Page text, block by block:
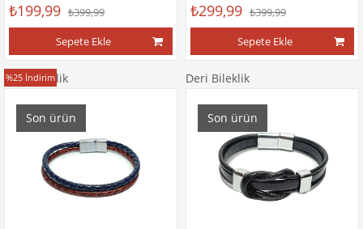
₺199,99 ₺399,99
Sepete Ekle
₺299,99 ₺399,99
Sepete Ekle
Deri Bileklik
%25 İndirim
Son ürün
Deri Bileklik
Son ürün